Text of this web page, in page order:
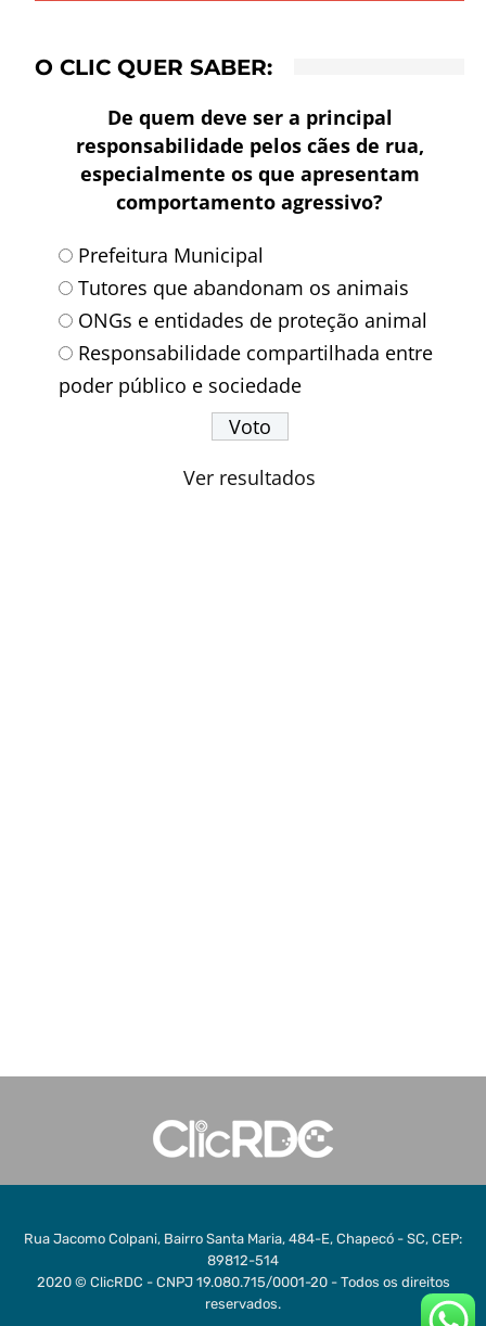
O CLIC QUER SABER:
De quem deve ser a principal
responsabilidade pelos cães de rua,
especialmente os que apresentam
comportamento agressivo?
Prefeitura Municipal
Tutores que abandonam os animais
ONGs e entidades de proteção animal
Responsabilidade compartilhada entre
poder público e sociedade
Ver resultados
Rua Jacomo Colpani, Bairro Santa Maria, 484-E, Chapecó - SC, CEP:
89812-514
2020 © ClicRDC - CNPJ 19.080.715/0001-20 - Todos os direitos
reservados.